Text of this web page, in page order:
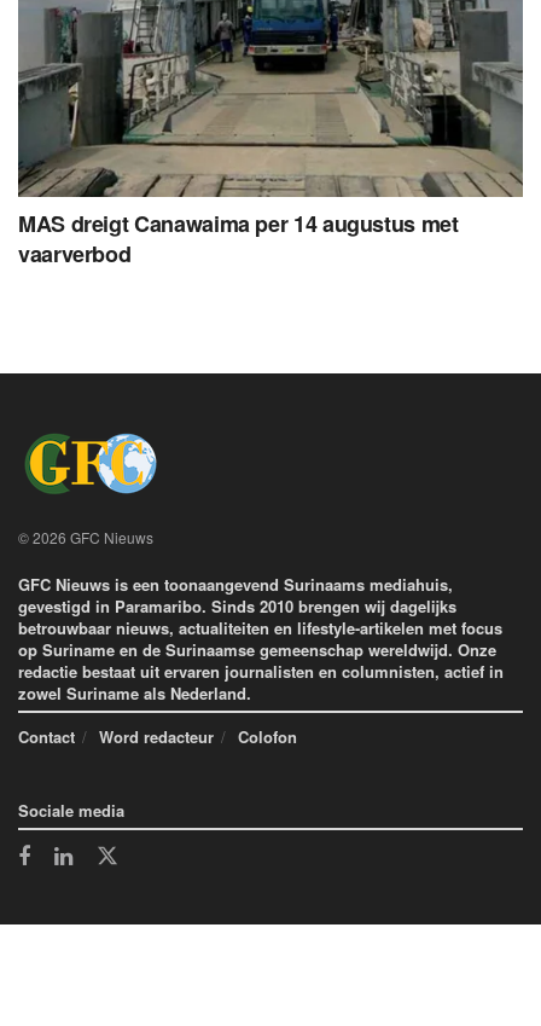
MAS dreigt Canawaima per 14 augustus met
vaarverbod
© 2026 GFC Nieuws
GFC Nieuws is een toonaangevend Surinaams mediahuis,
gevestigd in Paramaribo. Sinds 2010 brengen wij dagelijks
betrouwbaar nieuws, actualiteiten en lifestyle-artikelen met focus
op Suriname en de Surinaamse gemeenschap wereldwijd. Onze
redactie bestaat uit ervaren journalisten en columnisten, actief in
zowel Suriname als Nederland.
Contact
Word redacteur Colofon
Sociale media